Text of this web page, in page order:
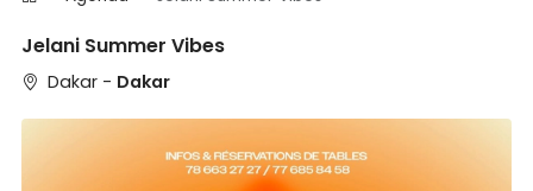
Jelani Summer Vibes
Dakar - Dakar